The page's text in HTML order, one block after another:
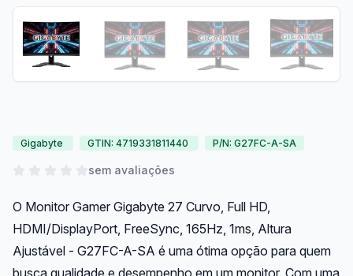
Gigabyte GTIN: 4719331811440 P/N: G27FC-A-SA
sem avaliações
O Monitor Gamer Gigabyte 27 Curvo, Full HD,
HDMI/DisplayPort, FreeSync, 165Hz, 1ms, Altura
Ajustável - G27FC-A-SA é uma ótima opção para quem
busca qualidade e desempenho em um monitor. Com uma